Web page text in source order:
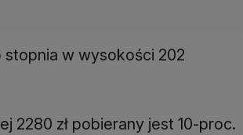
w wysokości 202
2280 zł pobierany jest 10-proc.